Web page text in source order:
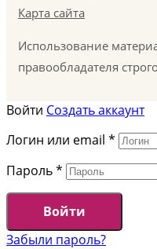
Карта сайта
Использование
правообладателя
Войти Создать аккаунт
Логин или email *
Пароль*
Войти
Забыли пароль?